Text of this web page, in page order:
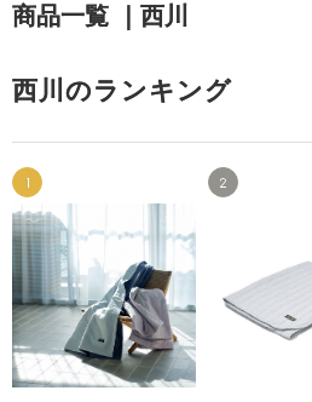
商品一覧 ｜西川
西川のランキング
1 2